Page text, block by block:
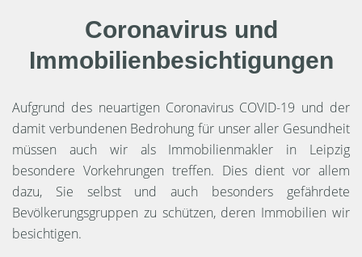
Coronavirus und
Immobilienbesichtigungen
Aufgrund des neuartigen Coronavirus COVID-19 und der
damit verbundenen Bedrohung für unser aller Gesundheit
müssen auch wir als Immobilienmakler in Leipzig
besondere Vorkehrungen treffen. Dies dient vor allem
dazu, Sie selbst und auch besonders gefährdete
Bevölkerungsgruppen zu schützen, deren Immobilien wir
besichtigen.